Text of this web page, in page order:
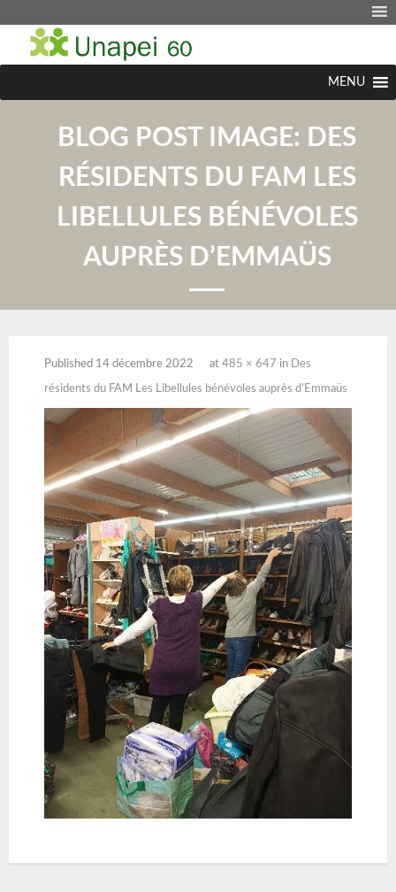
MENU
BLOG POST IMAGE: DES
RÉSIDENTS DU FAM LES
LIBELLULES BÉNÉVOLES
AUPRÈS D’EMMAÜS
Published 14 décembre 2022 at 485 × 647 in Des
résidents du FAM Les Libellules bénévoles auprès d’Emmaüs